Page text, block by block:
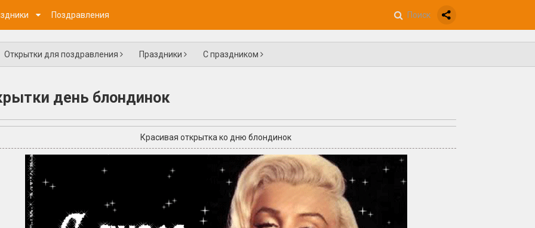
Поздравления
Открытки для поздравления Праздники С праздником
день блондинок
Красивая открытка ко дню блондинок